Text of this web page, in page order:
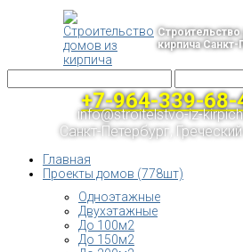
кирпича Санкт-
+7-964-339-68-
info@stroitelstvo-iz-
Санкт-Петербург,
Главная
Проекты домов (778шт)
Одноэтажные
Двухэтажные
До 100м2
До 150м2